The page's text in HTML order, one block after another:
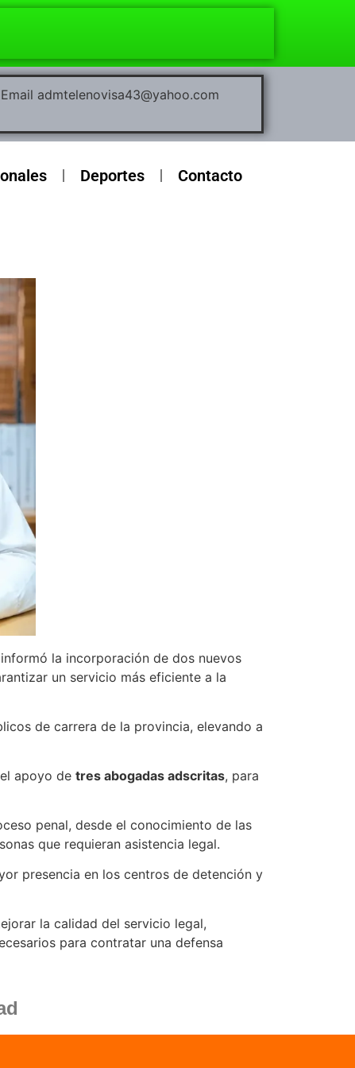
admtelenovisa43@yahoo.com
Deportes Contacto
la incorporación de dos nuevos
un servicio más eficiente a la
de carrera de la provincia, elevando a
apoyo de tres abogadas adscritas, para
penal, desde el conocimiento de las
que requieran asistencia legal.
presencia en los centros de detención y
la calidad del servicio legal,
para contratar una defensa